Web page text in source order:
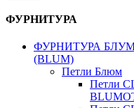
ФУРНИТУРА
ФУРНИТУРА
(BLUM)
Петли Блюм
Петли